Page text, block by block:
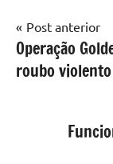
Navegação
de
Post
Post anterior
Operação
roubo